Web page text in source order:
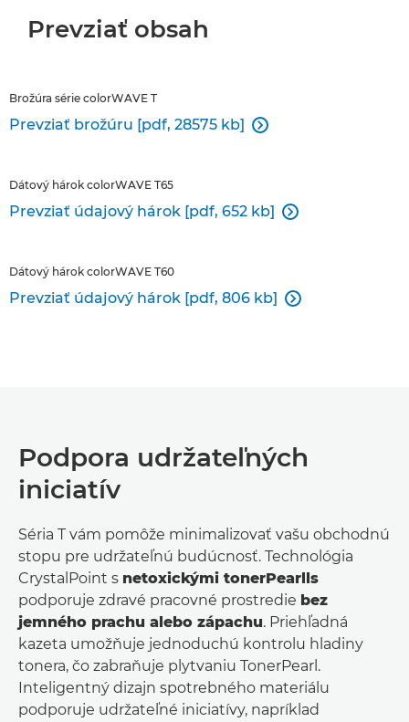
Prevziať obsah
Brožúra série colorWAVE T
Prevziať brožúru [pdf, 28575 kb] 
Dátový hárok colorWAVE T65
Prevziať údajový hárok [pdf, 652 kb] 
Dátový hárok colorWAVE T60
Prevziať údajový hárok [pdf, 806 kb] 
Podpora udržateľných
iniciatív
Séria T vám pomôže minimalizovať vašu obchodnú
stopu pre udržateľnú budúcnosť. Technológia
CrystalPoint s netoxickými tonerPearlls
podporuje zdravé pracovné prostredie bez
jemného prachu alebo zápachu. Priehľadná
kazeta umožňuje jednoduchú kontrolu hladiny
tonera, čo zabraňuje plytvaniu TonerPearl.
Inteligentný dizajn spotrebného materiálu
podporuje udržateľné iniciatívy, napríklad